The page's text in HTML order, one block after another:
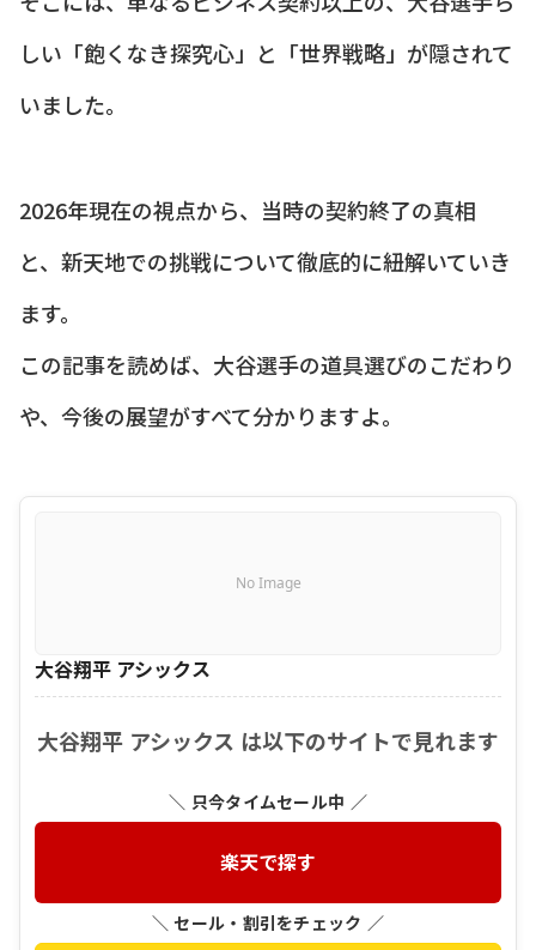
しい「飽くなき探究心」と「世界戦略」が隠されて
いました。
2026年現在の視点から、当時の契約終了の真相
と、新天地での挑戦について徹底的に紐解いていき
ます。
この記事を読めば、大谷選手の道具選びのこだわり
や、今後の展望がすべて分かりますよ。
No Image
大谷翔平 アシックス
大谷翔平 アシックス は以下のサイトで見れます
＼ 只今タイムセール中 ／
楽天で探す
＼ セール・割引をチェック ／